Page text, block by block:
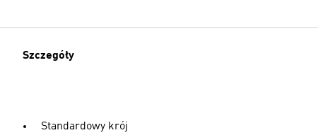
Szczegóły
Standardowy krój